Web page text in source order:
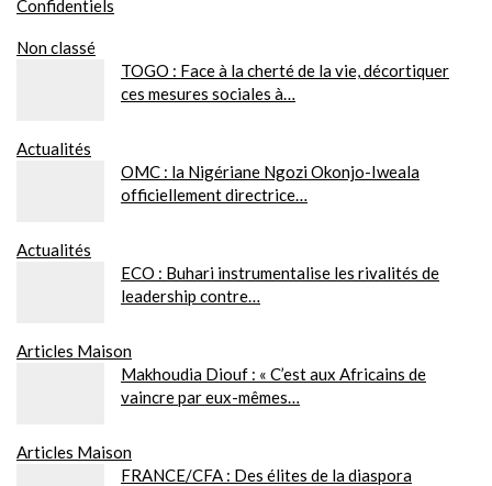
Confidentiels
Non classé
TOGO : Face à la cherté de la vie, décortiquer
ces mesures sociales à…
Actualités
OMC : la Nigériane Ngozi Okonjo-Iweala
officiellement directrice…
Actualités
ECO : Buhari instrumentalise les rivalités de
leadership contre…
Articles Maison
Makhoudia Diouf : « C’est aux Africains de
vaincre par eux-mêmes…
Articles Maison
FRANCE/CFA : Des élites de la diaspora